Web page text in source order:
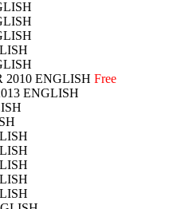
2010 ENGLISH Free
ENGLISH